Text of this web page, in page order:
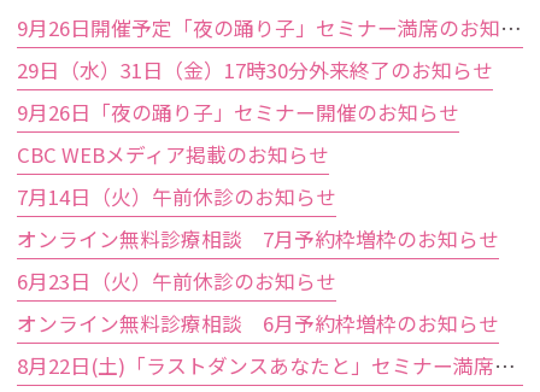
9月26日開催予定「夜の踊り子」セミナー満席のお知らせ
29日（水）31日（金）17時30分外来終了のお知らせ
9月26日「夜の踊り子」セミナー開催のお知らせ
CBC WEBメディア掲載のお知らせ
7月14日（火）午前休診のお知らせ
オンライン無料診療相談 7月予約枠増枠のお知らせ
6月23日（火）午前休診のお知らせ
オンライン無料診療相談 6月予約枠増枠のお知らせ
8月22日(土)「ラストダンスあなたと」セミナー満席のお知らせ